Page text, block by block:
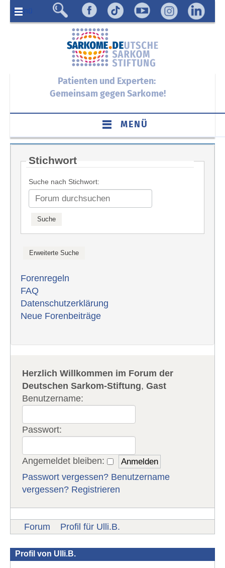
Menü
Patienten und Experten:
Gemeinsam gegen Sarkome!
MENÜ
Stichwort
Suche nach Stichwort:
Forenregeln
FAQ
Datenschutzerklärung
Neue Forenbeiträge
Herzlich Willkommen im Forum der
Deutschen Sarkom-Stiftung,Gast
Benutzername:
Passwort:
Angemeldet bleiben:
Passwort vergessen? Benutzername
vergessen? Registrieren
Forum Profil für Ulli.B.
Profil von Ulli.B.